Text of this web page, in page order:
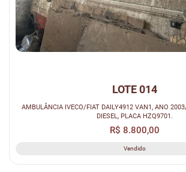
LOTE 014
AMBULÂNCIA IVECO/FIAT DAILY4912 VAN1, ANO
DIESEL, PLACA HZQ9701.
R$ 8.800,00
Vendido